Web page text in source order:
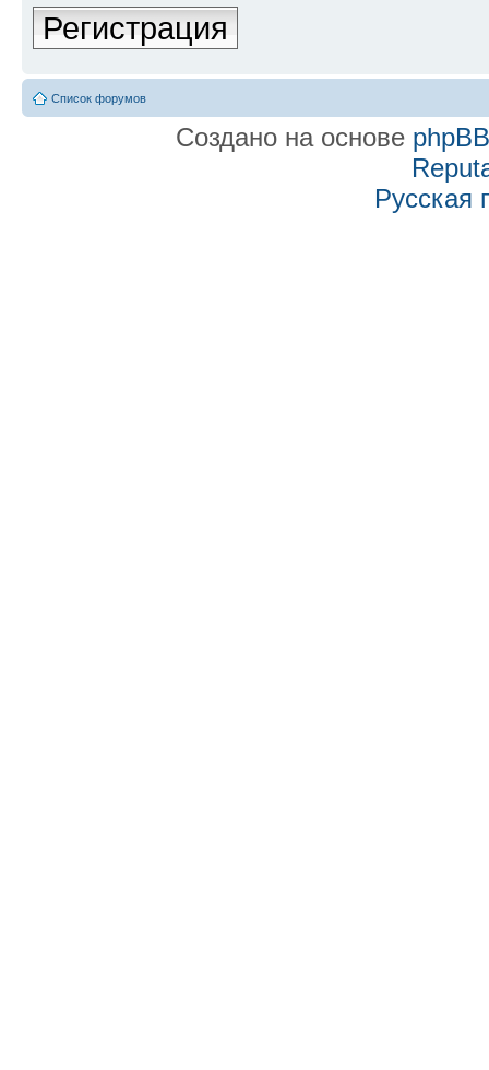
Регистрация
Список форумов
Создано на основе phpBB
Русская